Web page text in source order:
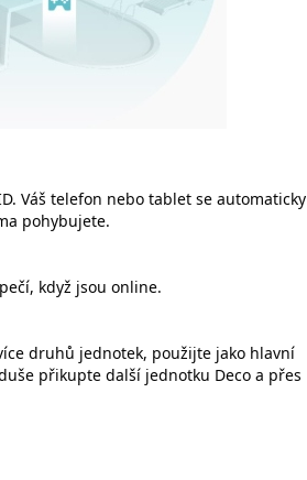
Váš telefon nebo tablet se automaticky
pohybujete.
když jsou online.
druhů jednotek, použijte jako hlavní
přikupte další jednotku Deco a přes